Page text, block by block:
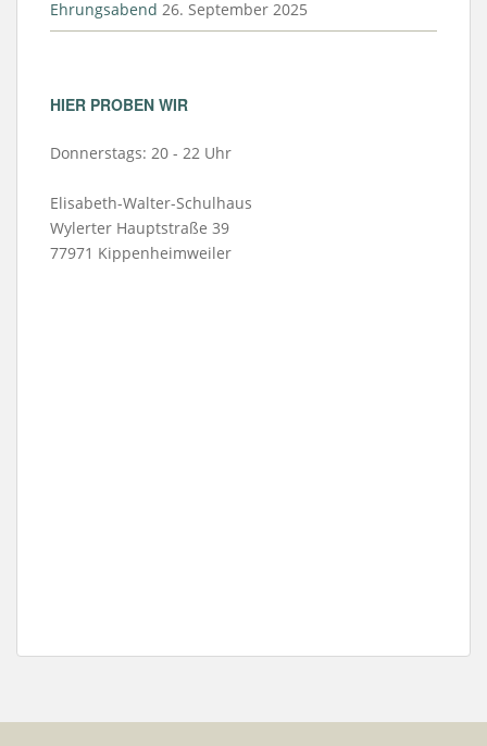
Ehrungsabend 26. September 2025
HIER PROBEN WIR
Donnerstags: 20 - 22 Uhr
Elisabeth-Walter-Schulhaus
Wylerter Hauptstraße 39
77971 Kippenheimweiler